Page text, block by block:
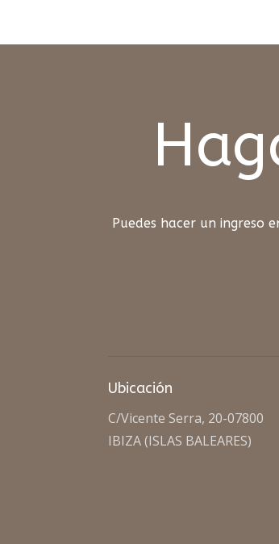
Puedes hacer un
Ubicación
C/Vicente Serra, 20-07800
IBIZA (ISLAS BALEARES)